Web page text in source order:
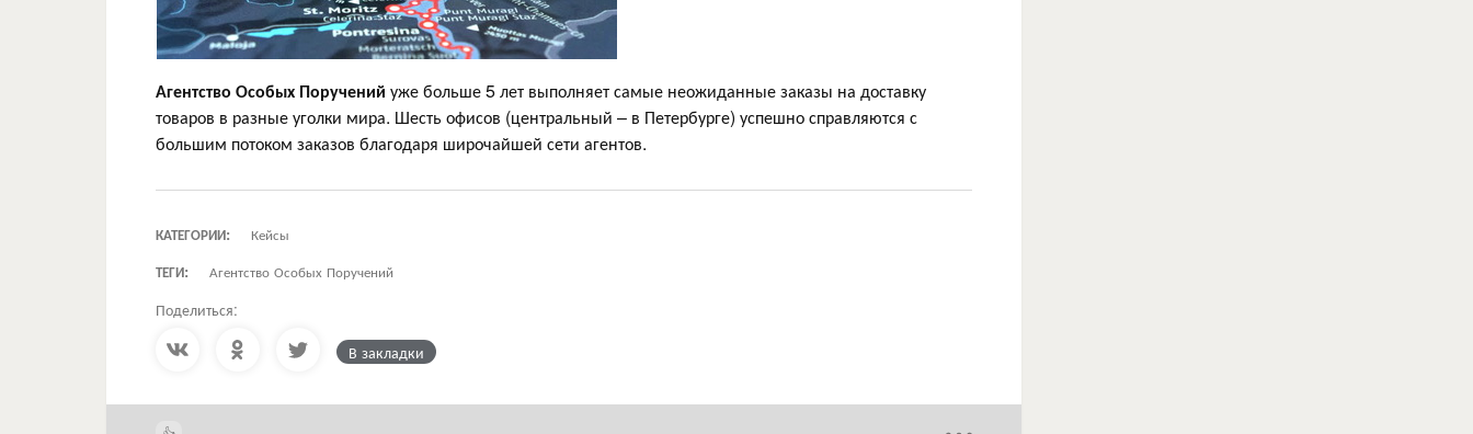
Агентство Особых Поручений уже больше 5 лет выполняет самые неожиданные заказы на доставку
товаров в разные уголки мира. Шесть офисов (центральный – в Петербурге) успешно справляются с
большим потоком заказов благодаря широчайшей сети агентов.
КАТЕГОРИИ:
Кейсы
ТЕГИ:
Агентство Особых Поручений
Поделиться:
В закладки